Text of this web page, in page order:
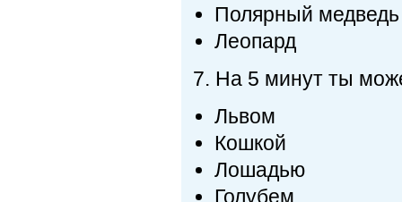
Полярный медведь
Леопард
7. На 5 минут ты
Львом
Кошкой
Лошадью
Голубем